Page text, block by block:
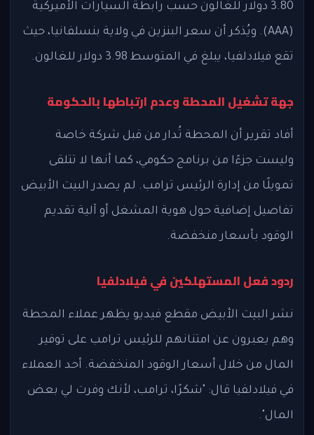
3.80 دولار للغالون حسب رابطة السيارات الأميركية
(AAA). ويُذكر أن سعر البنزين في ولاية بنسلفانيا، حيث
تقع فيلادلفيا، يبلغ في المتوسط 3.98 دولار للغالون.
جهة تشغيل المحطة وعدم ارتباطها بالحكومة
أفاد تقرير أن المحطة تُدار من قبل شركة خاصة
وليست جزءًا من برنامج حكومي، كما أنها لا تتلقى
تمويلًا من إدارة الرئيس ترامب. لم يصدر البيت الأبيض
تفاصيل إضافية حول هوية المشغل أو آلية تقديم
الوقود بأسعار منخفضة.
ردود فعل المستهلكين في فيلادلفيا
نشر البيت الأبيض مقطع فيديو يظهر عملاء المحطة
وهم يعبرون عن امتنانهم للرئيس ترامب على توفير
المال من خلال أسعار الوقود المنخفضة. أحد العملاء
في فيلادلفيا قال: "شكرًا، ترامب، لأنك وفرت لي بعض
المال".